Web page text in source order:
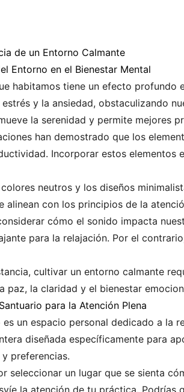
de un Entorno Calmante
Entorno en el Bienestar Mental
habitamos tiene un efecto profundo
y la ansiedad, obstaculizando
la serenidad y permite mejores
han demostrado que los
Incorporar estos elementos
neutros y los diseños
alinean con los principios de la
cómo el sonido impacta
para la relajación. Por el
cultivar un entorno calmante
paz, la claridad y el bienestar
para la Atención Plena
es un espacio personal dedicado a la
diseñada específicamente para
preferencias.
seleccionar un lugar que se sienta
la atención de tu práctica. Podrías